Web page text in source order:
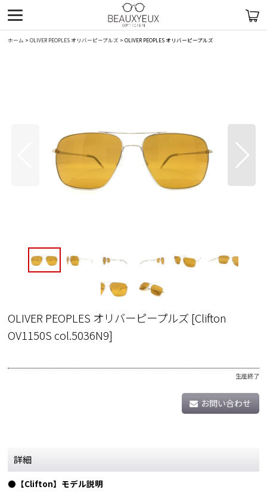
ホーム > OLIVER PEOPLES オリバーピープルズ > OLIVER PEOPLES オリバーピープルズ
OLIVER PEOPLES オリバーピープルズ[Clifton
OV1150S col.5036N9]
生産終了
お問い合わせ
詳細
●【Clifton】モデル説明